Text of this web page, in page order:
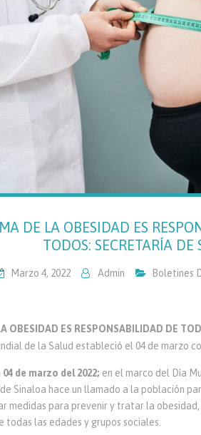
DE LA OBESIDAD ES
TODOS: SECRETARÍA DE
Marzo 4, 2022 Admin Boletines
OBESIDAD ES RESPONSABILIDAD DE
de la Salud estableció el 04 de marzo
de marzo del 2022; en el marco del Día
Sinaloa hace un llamado a la población
medidas para prevenir y tratar la obesidad,
todas las edades y grupos sociales.